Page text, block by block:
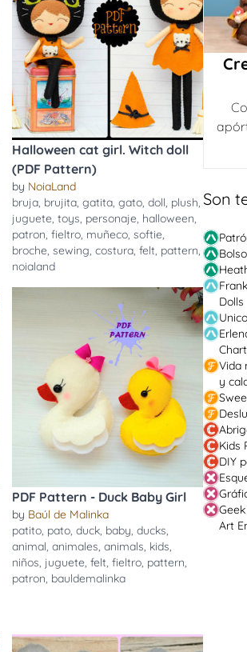
Halloween cat girl. Witch doll
(PDF Pattern)
by NoiaLand
bruja, brujita,gatita,gato,doll, plush,
juguete,toys, personaje, halloween,
patron,fieltro, muñeco,softie,
broche,sewing,costura,felt, pattern,
noialand
PDF Pattern - Duck Baby Girl
by Baúl de Malinka
patito, pato,duck, baby,ducks,
animal,animales,animals, kids,
niños, juguete,felt,fieltro, pattern,
patron, bauldemalinka
Son
Dolls
Vida
y
Kids
DIY
Art